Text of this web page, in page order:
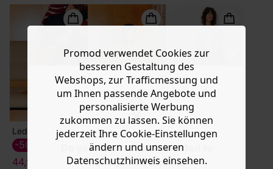
Do you want to be redirected to
www.promod.com ?
Raglanärmeln mit gesmokten Bündchen und
abgerundetem Saum.
Lederstiefel mit Absatz
44,99 €
-50%
Teddyfleece-Blouson
20,99 €
-70%
19,99 €
-60%
Promod verwendet Cookies zur
besseren Gestaltung des
Webshops, zur Trafficmessung und
um Ihnen passende Angebote und
personalisierte Werbung
zukommen zu lassen. Sie können
jederzeit Ihre Cookie-Einstellungen
ändern und unseren
Datenschutzhinweis einsehen.